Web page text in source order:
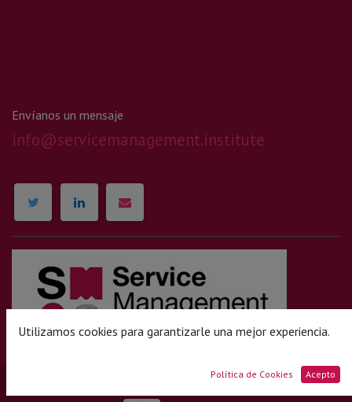
Envíanos un mensaje
info@servicemanagement.institute
Utilizamos cookies para garantizarle una mejor experiencia.
Política de Cookies Acepto